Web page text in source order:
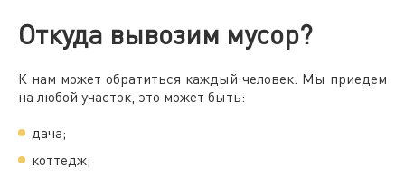
Откуда вывозим мусор?
К нам может обратиться каждый человек. Мы приедем
на любой участок, это может быть:
дача;
коттедж;